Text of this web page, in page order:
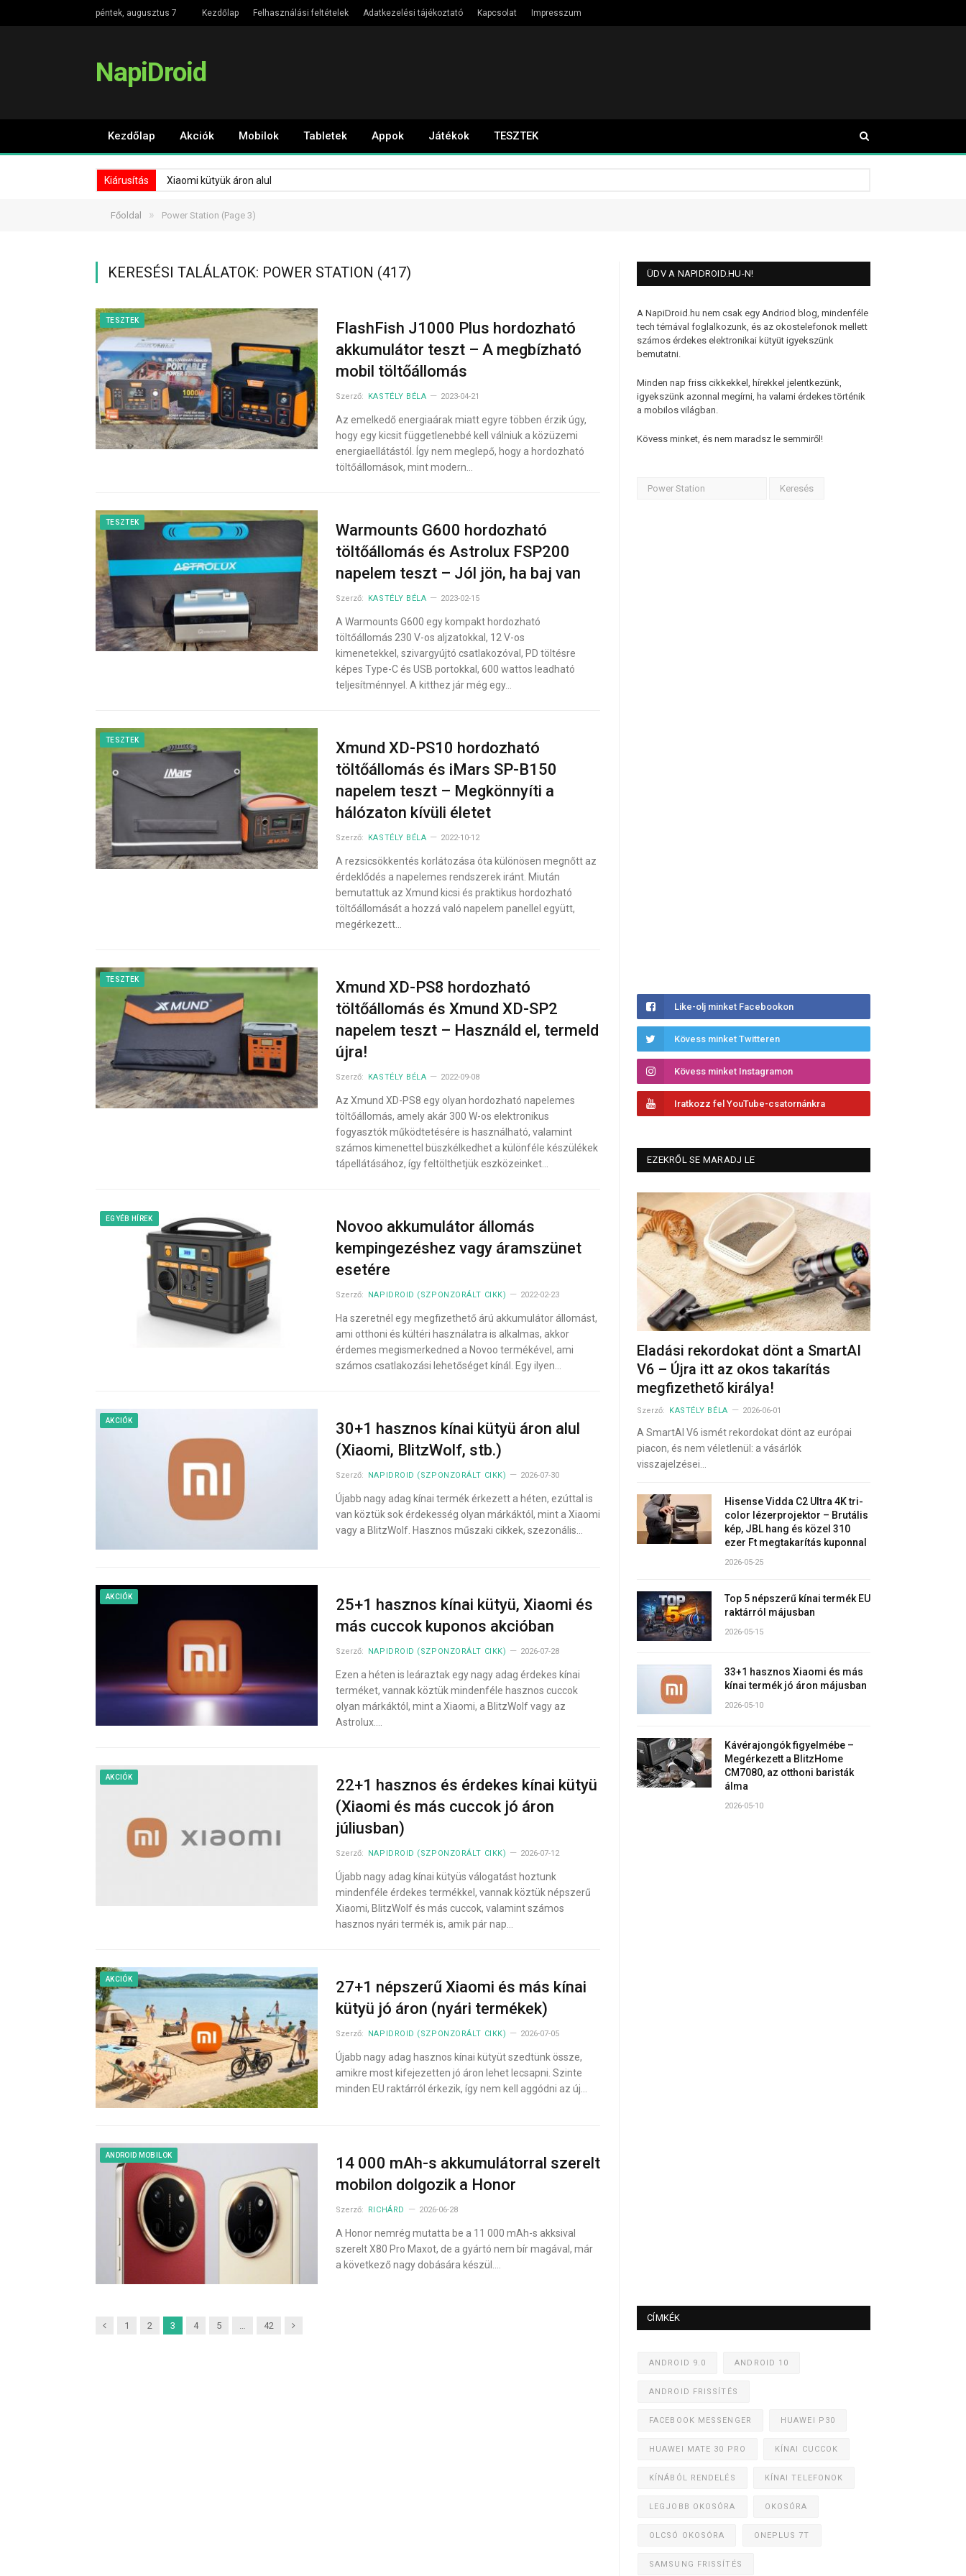
péntek, augusztus 7 Kezdőlap Felhasználási feltételek Adatkezelési tájékoztató Kapcsolat Impresszum
NapiDroid
Kezdőlap Akciók Mobilok Tabletek Appok Játékok TESZTEK
Kiárusítás Xiaomi kütyük áron alul
Főoldal » Power Station (Page 3)
KERESÉSI TALÁLATOK: POWER STATION (417)
TESZTEK
FlashFish J1000 Plus hordozható
akkumulátor teszt – A megbízható
mobil töltőállomás
Szerző: KASTÉLY BÉLA 2023-04-21
Az emelkedő energiaárak miatt egyre többen érzik úgy,
hogy egy kicsit függetlenebbé kell válniuk a közüzemi
energiaellátástól. Így nem meglepő, hogy a hordozható
töltőállomások, mint modern…
TESZTEK
Warmounts G600 hordozható
töltőállomás és Astrolux FSP200
napelem teszt – Jól jön, ha baj van
Szerző: KASTÉLY BÉLA 2023-02-15
A Warmounts G600 egy kompakt hordozható
töltőállomás 230 V-os aljzatokkal, 12 V-os
kimenetekkel, szivargyújtó csatlakozóval, PD töltésre
képes Type-C és USB portokkal, 600 wattos leadható
teljesítménnyel. A kitthez jár még egy…
TESZTEK
Xmund XD-PS10 hordozható
töltőállomás és iMars SP-B150
napelem teszt – Megkönnyíti a
hálózaton kívüli életet
Szerző: KASTÉLY BÉLA 2022-10-12
A rezsicsökkentés korlátozása óta különösen megnőtt az
érdeklődés a napelemes rendszerek iránt. Miután
bemutattuk az Xmund kicsi és praktikus hordozható
töltőállomását a hozzá való napelem panellel együtt,
megérkezett…
TESZTEK
Xmund XD-PS8 hordozható
töltőállomás és Xmund XD-SP2
napelem teszt – Használd el, termeld
újra!
Szerző: KASTÉLY BÉLA 2022-09-08
Az Xmund XD-PS8 egy olyan hordozható napelemes
töltőállomás, amely akár 300 W-os elektronikus
fogyasztók működtetésére is használható, valamint
számos kimenettel büszkélkedhet a különféle készülékek
tápellátásához, így feltölthetjük eszközeinket…
EGYÉB HÍREK
Novoo akkumulátor állomás
kempingezéshez vagy áramszünet
esetére
Szerző: NAPIDROID (SZPONZORÁLT CIKK) 2022-02-23
Ha szeretnél egy megfizethető árú akkumulátor állomást,
ami otthoni és kültéri használatra is alkalmas, akkor
érdemes megismerkedned a Novoo termékével, ami
számos csatlakozási lehetőséget kínál. Egy ilyen…
AKCIÓK
30+1 hasznos kínai kütyü áron alul
(Xiaomi, BlitzWolf, stb.)
Szerző: NAPIDROID (SZPONZORÁLT CIKK) 2026-07-30
Újabb nagy adag kínai termék érkezett a héten, ezúttal is
van köztük sok érdekesség olyan márkáktól, mint a Xiaomi
vagy a BlitzWolf. Hasznos műszaki cikkek, szezonális…
AKCIÓK
25+1 hasznos kínai kütyü, Xiaomi és
más cuccok kuponos akcióban
Szerző: NAPIDROID (SZPONZORÁLT CIKK) 2026-07-28
Ezen a héten is leáraztak egy nagy adag érdekes kínai
terméket, vannak köztük mindenféle hasznos cuccok
olyan márkáktól, mint a Xiaomi, a BlitzWolf vagy az
Astrolux.…
AKCIÓK
22+1 hasznos és érdekes kínai kütyü
(Xiaomi és más cuccok jó áron
júliusban)
Szerző: NAPIDROID (SZPONZORÁLT CIKK) 2026-07-12
Újabb nagy adag kínai kütyüs válogatást hoztunk
mindenféle érdekes termékkel, vannak köztük népszerű
Xiaomi, BlitzWolf és más cuccok, valamint számos
hasznos nyári termék is, amik pár nap…
AKCIÓK
27+1 népszerű Xiaomi és más kínai
kütyü jó áron (nyári termékek)
Szerző: NAPIDROID (SZPONZORÁLT CIKK) 2026-07-05
Újabb nagy adag hasznos kínai kütyüt szedtünk össze,
amikre most kifejezetten jó áron lehet lecsapni. Szinte
minden EU raktárról érkezik, így nem kell aggódni az új…
ANDROID MOBILOK
14 000 mAh-s akkumulátorral szerelt
mobilon dolgozik a Honor
Szerző: RICHÁRD 2026-06-28
A Honor nemrég mutatta be a 11 000 mAh-s akksival
szerelt X80 Pro Maxot, de a gyártó nem bír magával, már
a következő nagy dobására készül.…
Previous
1 2 3 4 5 … 42 Next
ÜDV A NAPIDROID.HU-N!
A NapiDroid.hu nem csak egy Andriod blog, mindenféle
tech témával foglalkozunk, és az okostelefonok mellett
számos érdekes elektronikai kütyüt igyekszünk
bemutatni.
Minden nap friss cikkekkel, hírekkel jelentkezünk,
igyekszünk azonnal megírni, ha valami érdekes történik
a mobilos világban.
Kövess minket, és nem maradsz le semmiről!
Like-olj minket Facebookon
Kövess minket Twitteren
Kövess minket Instagramon
Iratkozz fel YouTube-csatornánkra
EZEKRŐL SE MARADJ LE
Eladási rekordokat dönt a SmartAI
V6 – Újra itt az okos takarítás
megfizethető királya!
Szerző: KASTÉLY BÉLA 2026-06-01
A SmartAI V6 ismét rekordokat dönt az európai
piacon, és nem véletlenül: a vásárlók
visszajelzései…
Hisense Vidda C2 Ultra 4K tri-
color lézerprojektor – Brutális
kép, JBL hang és közel 310
ezer Ft megtakarítás kuponnal
2026-05-25
Top 5 népszerű kínai termék EU
raktárról májusban
2026-05-15
33+1 hasznos Xiaomi és más
kínai termék jó áron májusban
2026-05-10
Kávérajongók figyelmébe –
Megérkezett a BlitzHome
CM7080, az otthoni baristák
álma
2026-05-10
CÍMKÉK
ANDROID 9.0 ANDROID 10
ANDROID FRISSÍTÉS
FACEBOOK MESSENGER HUAWEI P30
HUAWEI MATE 30 PRO KÍNAI CUCCOK
KÍNÁBÓL RENDELÉS KÍNAI TELEFONOK
LEGJOBB OKOSÓRA OKOSÓRA
OLCSÓ OKOSÓRA ONEPLUS 7T
SAMSUNG FRISSÍTÉS